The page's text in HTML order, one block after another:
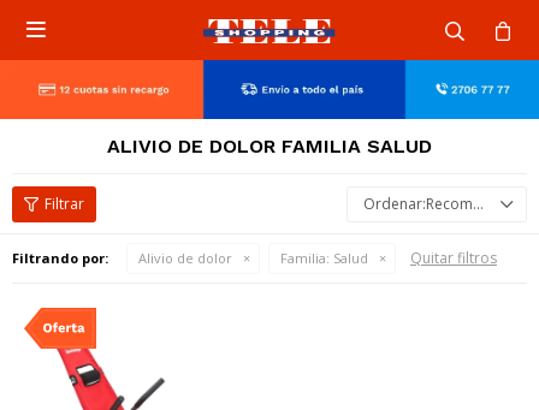

ALIVIO DE DOLOR FAMILIA SALUD
Recomendados
Filtrando por: Alivio de dolor Familia: Salud Quitar filtros